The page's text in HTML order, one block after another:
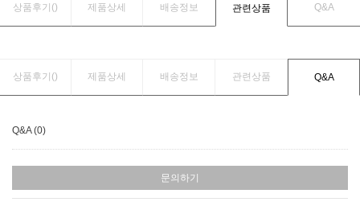
상품후기() 제품상세 배송정보 관련상품 Q&A
상품후기() 제품상세 배송정보 관련상품 Q&A
Q&A (0)
문의하기